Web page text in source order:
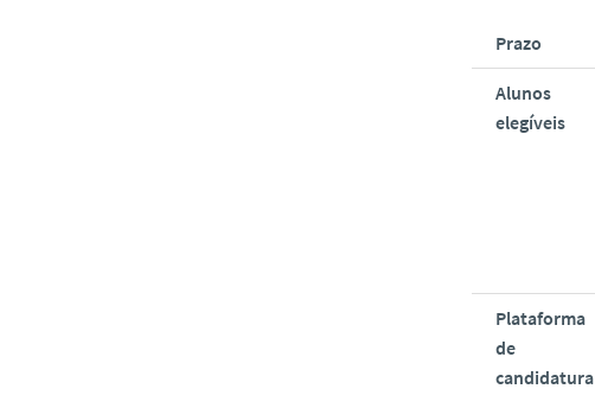
Prazo
Alunos
elegíveis
Plataforma
de
candidatura